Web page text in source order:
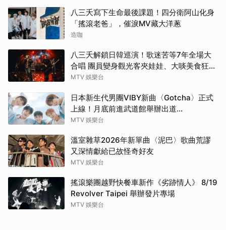
八三夭寫下生命最後課題！四分衛阿山化身
「搖滾老爸」，催淚MV藏大洋蔥
造咖
八三夭解鎖日韓巡演！歌迷苦等7年全場大
合唱 團員變身觀光客夾娃娃、大啖美食狂踩
點
MTV 娛樂台
日本新生代男團VIBY新曲〈Gotcha〉正式
上線！月底前進武道館舉辦出道
SHOWCASE
MTV 娛樂台
溫室雜草2026年新單曲〈泥巴〉歌曲荒謬
又深情獻給已故怪奇好友
MTV 娛樂台
搖滾樂團越野快餐車新作《劣跡情人》 8/19
Revolver Taipei 舉辦發片專場
MTV 娛樂台